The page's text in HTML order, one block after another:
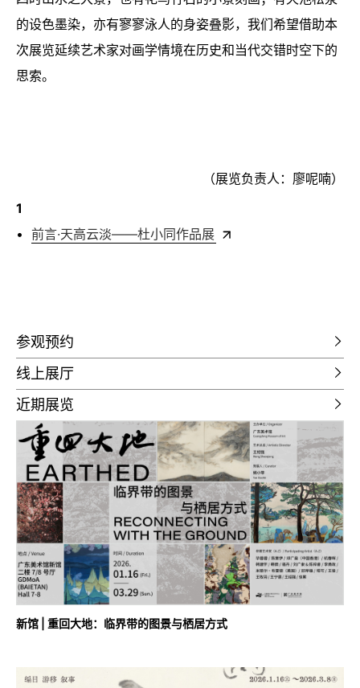
的设色墨染，亦有寥寥泳人的身姿叠影，我们希望借助本
次展览延续艺术家对画学情境在历史和当代交错时空下的
思索。
（展览负责人：廖呢喃）
1
• 前言·天高云淡——杜小同作品展
参观预约
线上展厅
近期展览
新馆 | 重回大地：临界带的图景与栖居方式